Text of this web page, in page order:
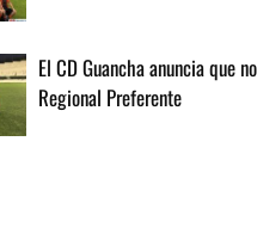
El CD Guancha anuncia que
Regional Preferente